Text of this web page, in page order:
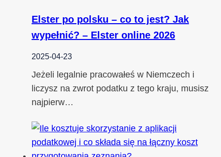
Elster po polsku – co to jest? Jak
wypełnić? – Elster online 2026
2025-04-23
Jeżeli legalnie pracowałeś w Niemczech i
liczysz na zwrot podatku z tego kraju, musisz
najpierw…